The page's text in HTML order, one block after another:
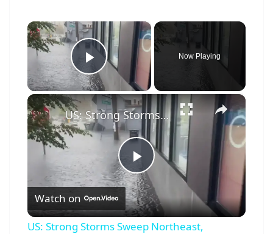
×
Play Video
Now Playing
×
P
l
US: Strong Storms Sweep Northeast, Dumping Rain and Leaving Damage 2.
Watch on
US: Strong Storms Sweep Northeast,